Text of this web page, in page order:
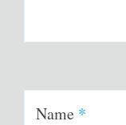
Name *